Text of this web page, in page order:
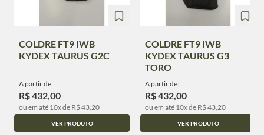
COLDRE FT9 IWB
KYDEX TAURUS G2C
A partir de:
R$ 432,00
ou em até 10x de R$ 43,20
VER PRODUTO
COLDRE FT9 IWB
KYDEX TAURUS G3
TORO
A partir de:
R$ 432,00
ou em até 10x de R$ 43,20
VER PRODUTO